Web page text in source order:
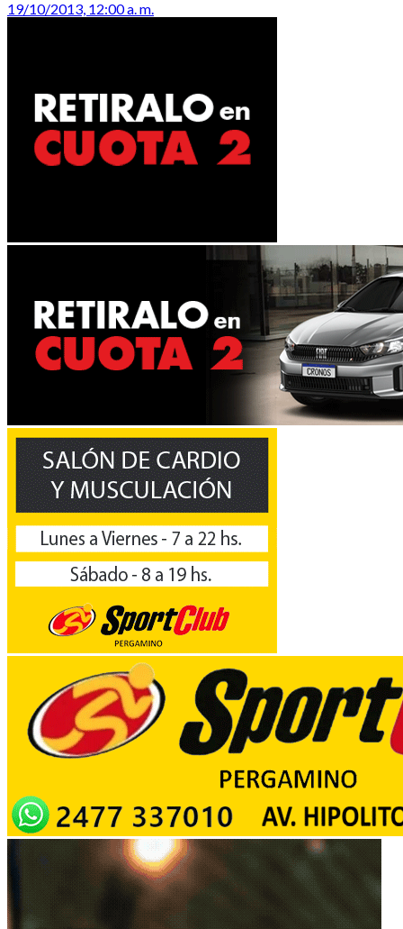
19/10/2013, 12:00 a. m.